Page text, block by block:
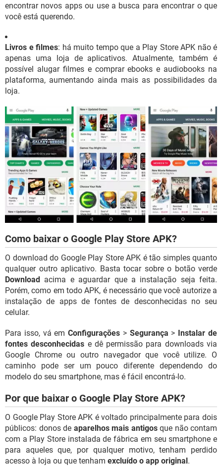
encontrar novos apps ou use a busca para encontrar o que
você está querendo.
Livros e filmes: há muito tempo que a Play Store APK não é
apenas uma loja de aplicativos. Atualmente, também é
possível alugar filmes e comprar ebooks e audiobooks na
plataforma, aumentando ainda mais as possibilidades da
loja.
Como baixar o Google Play Store APK?
O download do Google Play Store APK é tão simples quanto
qualquer outro aplicativo. Basta tocar sobre o botão verde
Download acima e aguardar que a instalação seja feita.
Porém, como em todo APK, é necessário que você autorize a
instalação de apps de fontes de desconhecidas no seu
celular.
Para isso, vá emConfigurações > Segurança > Instalar de
fontes desconhecidas e dê permissão para downloads via
Google Chrome ou outro navegador que você utilize. O
caminho pode ser um pouco diferente dependendo do
modelo do seu smartphone, mas é fácil encontrá-lo.
Por que baixar o Google Play Store APK?
O Google Play Store APK é voltado principalmente para dois
públicos: donos de aparelhos mais antigosque não contam
com a Play Store instalada de fábrica em seu smartphone e
para aqueles que, por qualquer motivo, tenham perdido
acesso à loja ou que tenham excluído o app original.